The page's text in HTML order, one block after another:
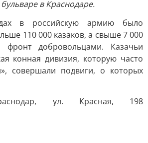
в Краснодаре.
в российскую армию было
110 000 казаков, а свыше 7 000
добровольцами. Казачьи
конная дивизия, которую часто
совершали подвиги, о которых
ул. Красная, 198